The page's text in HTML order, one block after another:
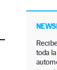
toda